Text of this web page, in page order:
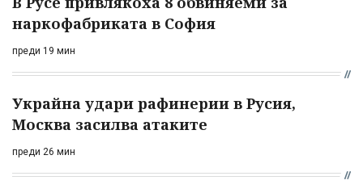
наркофабриката в София
преди 19 мин
Украйна удари рафинерии в Русия,
Москва засилва атаките
преди 26 мин